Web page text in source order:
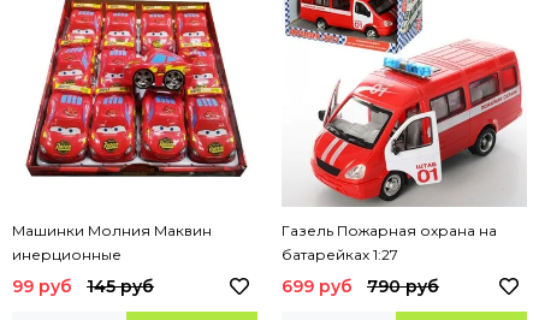
Машинки Молния Маквин
инерционные
99 руб 145 руб
Газель Пожарная охрана на
батарейках 1:27
699 руб 790 руб